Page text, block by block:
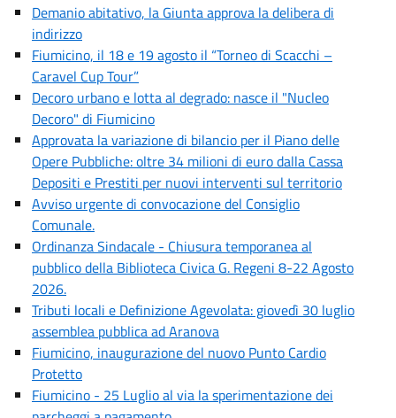
Demanio abitativo, la Giunta approva la delibera di
indirizzo
Fiumicino, il 18 e 19 agosto il “Torneo di Scacchi –
Caravel Cup Tour”
Decoro urbano e lotta al degrado: nasce il "Nucleo
Decoro" di Fiumicino
Approvata la variazione di bilancio per il Piano delle
Opere Pubbliche: oltre 34 milioni di euro dalla Cassa
Depositi e Prestiti per nuovi interventi sul territorio
Avviso urgente di convocazione del Consiglio
Comunale.
Ordinanza Sindacale - Chiusura temporanea al
pubblico della Biblioteca Civica G. Regeni 8-22 Agosto
2026.
Tributi locali e Definizione Agevolata: giovedì 30 luglio
assemblea pubblica ad Aranova
Fiumicino, inaugurazione del nuovo Punto Cardio
Protetto
Fiumicino - 25 Luglio al via la sperimentazione dei